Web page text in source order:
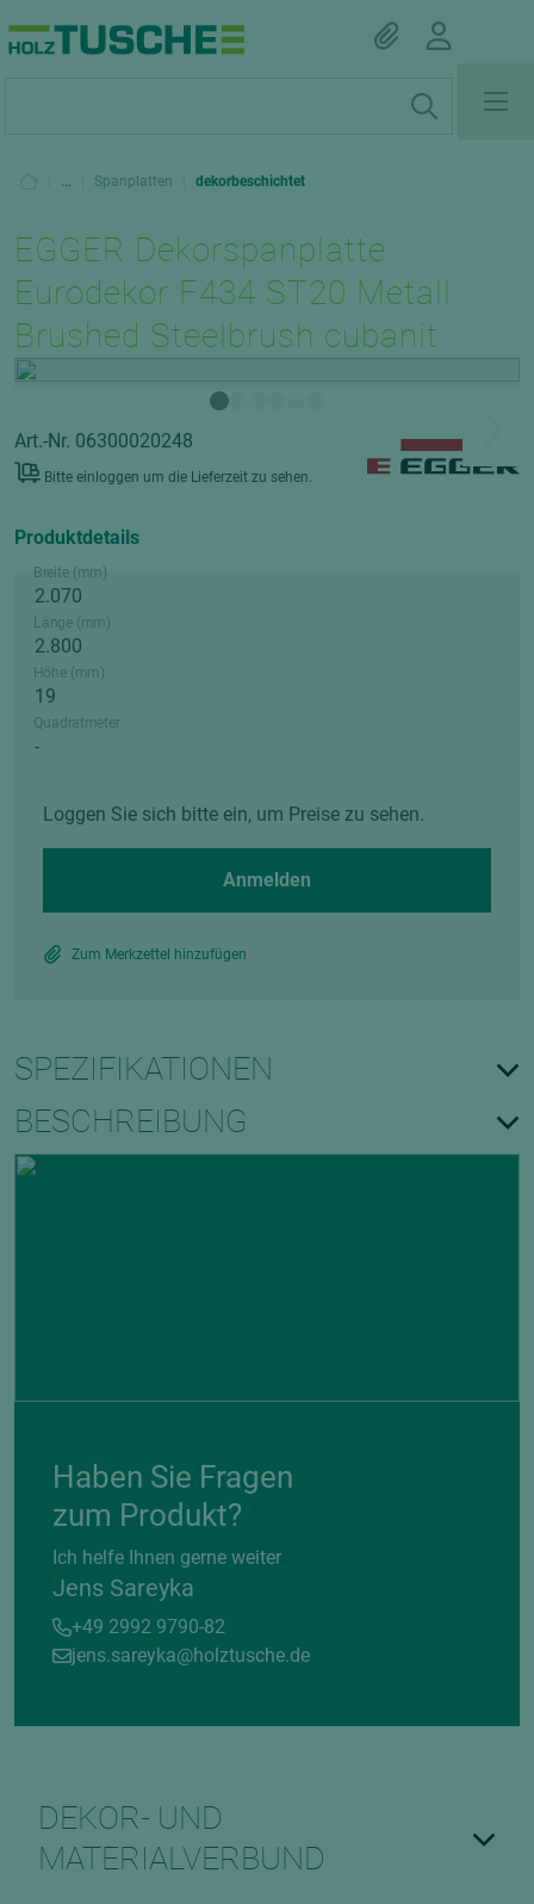
... Spanplatten dekorbeschichtet
EGGER Dekorspanplatte
Eurodekor F434 ST20 Metall
Brushed Steelbrush cubanit
Art.-Nr. 06300020248
Bitte einloggen um die Lieferzeit zu sehen.
Produktdetails
Breite (mm)
Länge (mm)
Höhe (mm)
Quadratmeter
Loggen Sie sich bitte ein, um Preise zu sehen.
Anmelden
Zum Merkzettel hinzufügen
SPEZIFIKATIONEN
BESCHREIBUNG
Haben Sie Fragen
zum Produkt?
Ich helfe Ihnen gerne weiter
Jens Sareyka
+49 2992 9790-82
jens.sareyka@holztusche.de
DEKOR- UND
MATERIALVERBUND